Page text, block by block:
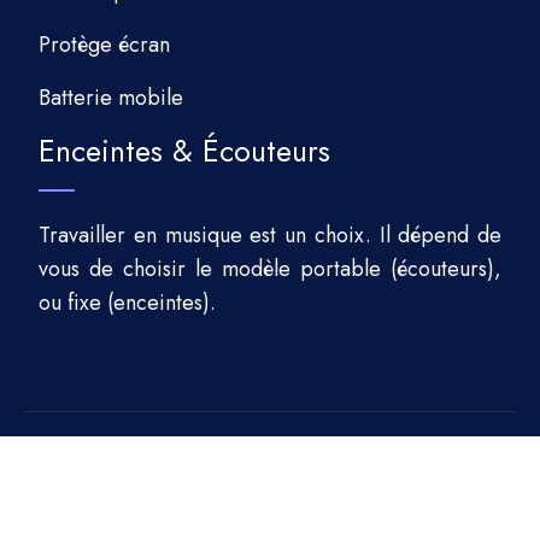
Protège écran
Batterie mobile
Enceintes & Écouteurs
Travailler en musique est un choix. Il dépend de
vous de choisir le modèle portable (écouteurs),
ou fixe (enceintes).